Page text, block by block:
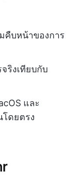
คืบหน้าของการ
ริงเทียบกับ
และ
ดยตรง